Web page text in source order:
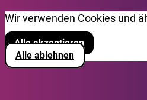
Wir verwenden Cookies und
Alle akzeptieren
Alle ablehnen